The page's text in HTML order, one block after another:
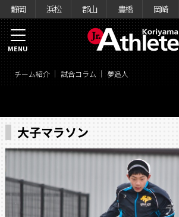
静岡 浜松 郡山 豊橋 岡崎
チーム紹介 試合コラム 夢追人
MENU
大子マラソン